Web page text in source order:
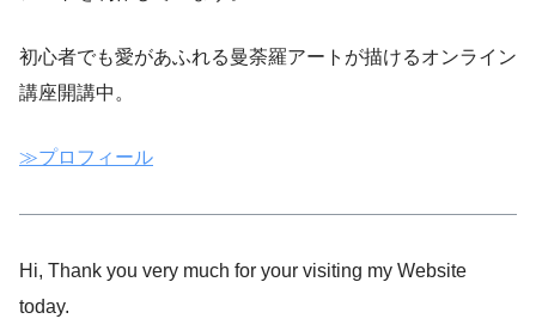
初心者でも愛があふれる曼荼羅アートが描けるオンライン
講座開講中。
≫プロフィール
Hi, Thank you very much for your visiting my Website
today.